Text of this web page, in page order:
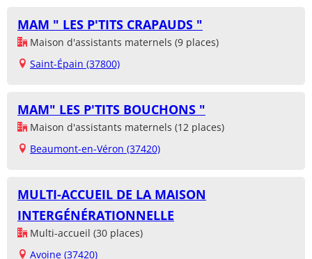
MAM " LES P'TITS CRAPAUDS "
Maison d'assistants maternels (9 places)
Saint-Épain (37800)
MAM" LES P'TITS BOUCHONS "
Maison d'assistants maternels (12 places)
Beaumont-en-Véron (37420)
MULTI-ACCUEIL DE LA MAISON
INTERGÉNÉRATIONNELLE
Multi-accueil (30 places)
Avoine (37420)